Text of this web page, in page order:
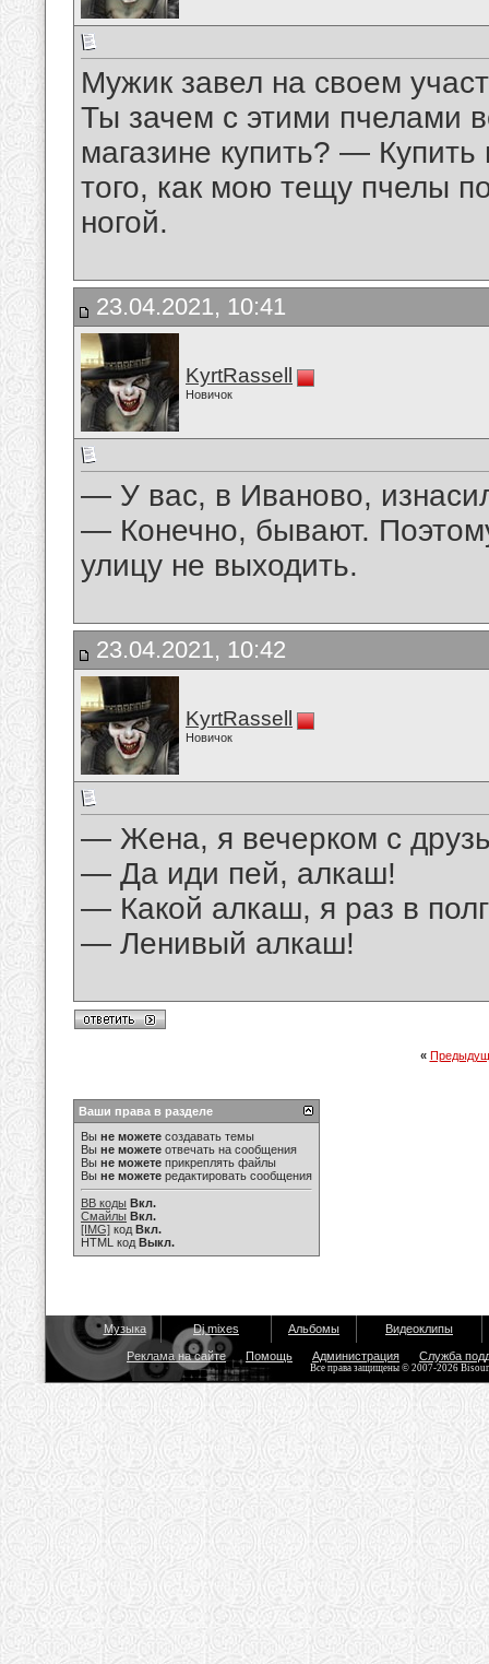
Мужик завел на своем
Ты зачем с этими пчелами
магазине купить? —
того, как мою тещу пчелы
ногой.
23.04.2021, 10:41
KyrtRassell
Новичок
— У вас, в Иваново,
— Конечно, бывают.
улицу не выходить.
23.04.2021, 10:42
KyrtRassell
Новичок
— Жена, я вечерком с
— Да иди пей, алкаш!
— Какой алкаш, я раз в
— Ленивый алкаш!
«
Ваши права в разделе
Вы не можете создавать темы
Вы не можете отвечать на сообщения
Вы не можете прикреплять файлы
Вы не можете редактировать сообщения
BB коды Вкл.
Смайлы Вкл.
[IMG] код Вкл.
HTML код Выкл.
Музыка Dj mixes Альбомы Видеоклипы
Реклама на сайте Помощь Администрация Служба
Все права защищены © 2007-2026